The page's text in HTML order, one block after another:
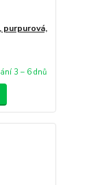
purpurová,
3 – 6 dnů